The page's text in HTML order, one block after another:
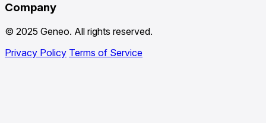
Company
© 2025 Geneo. All rights reserved.
Privacy Policy Terms of Service